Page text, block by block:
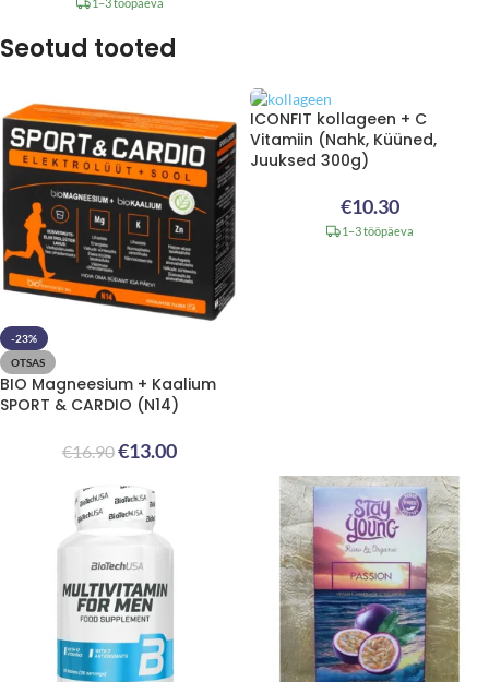
Seotud tooted
-23%
OTSAS
BIO Magneesium + Kaalium
SPORT & CARDIO (N14)
€16.90€13.00
ICONFIT kollageen + C
Vitamiin (Nahk, Küüned,
Juuksed 300g)
€10.30
1–3 tööpäeva